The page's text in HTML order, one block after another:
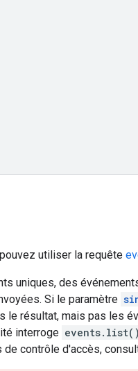
utiliser la requête
uniques, des
Si le paramètre
le résultat, mais pas les
interroge events.list()
contrôle d'accès,